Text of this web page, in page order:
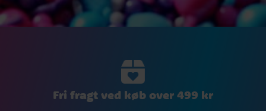
Fri fragt ved køb over 499 kr